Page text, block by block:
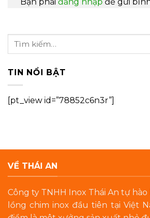
TIN NỔI BẬT
[pt_view id=”78852c6n3r”]
VỀ THÁI AN
Công ty TNHH Inox Thái An tự
lồng chim inox đầu tiên tại Việt